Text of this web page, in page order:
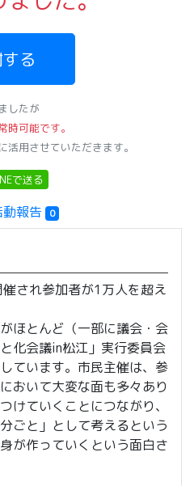
る
したが
時可能です。
用させていただきます。
で送る
動報告 0
され参加者が1万人を超え
ほとんど（一部に議会・会
化会議in松江」実行委員会
ています。市民主催は、参
おいて大変な面も多々あり
けていくことにつながり、
ごと」として考えるという
が作っていくという面白さ